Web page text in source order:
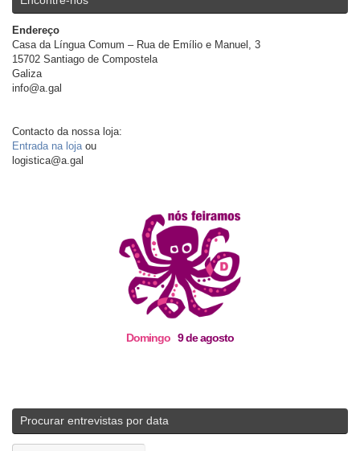
Endereço
Casa da Língua Comum – Rua de Emílio e Manuel, 3
15702 Santiago de Compostela
Galiza
info@a.gal
Contacto da nossa loja:
Entrada na lojaou
logistica@a.gal
Domingo 9 de agosto
Procurar entrevistas por data